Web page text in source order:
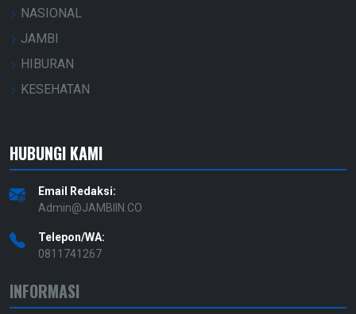
NASIONAL
JAMBI
HIBURAN
KESEHATAN
HUBUNGI KAMI
Email Redaksi:
Admin@JAMBIIN.CO
Telepon/WA:
0811741267
INFORMASI